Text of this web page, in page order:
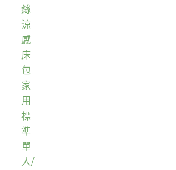
絲
涼
感
床
包
家
用
標
準
單
人/